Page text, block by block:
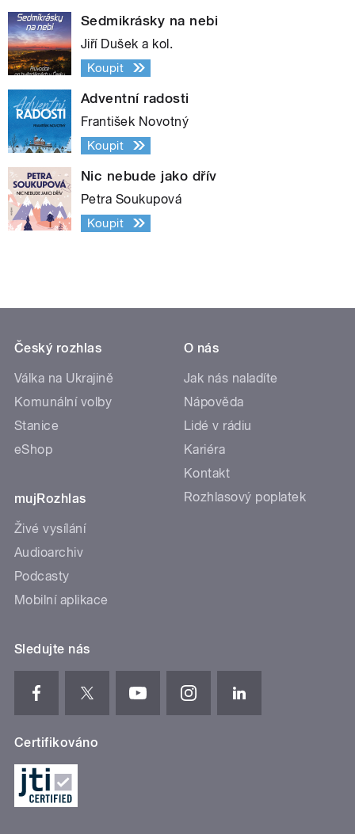
Sedmikrásky na nebi
Jiří Dušek a kol.
Koupit
Adventní radosti
František Novotný
Koupit
Nic nebude jako dřív
Petra Soukupová
Koupit
Český rozhlas
Válka na Ukrajině
Komunální volby
Stanice
eShop
mujRozhlas
Živé vysílání
Audioarchiv
Podcasty
Mobilní aplikace
O nás
Jak nás naladíte
Nápověda
Lidé v rádiu
Kariéra
Kontakt
Rozhlasový poplatek
Sledujte nás
Certifikováno